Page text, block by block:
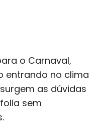
o Carnaval,
entrando no clima
as dúvidas
sem